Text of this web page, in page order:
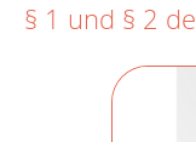
§ 1 und § 2